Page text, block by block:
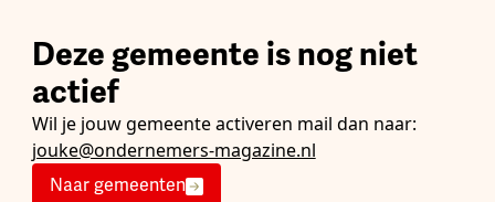
Deze gemeente is nog niet
actief
Wil je jouw gemeente activeren mail dan naar:
jouke@ondernemers-magazine.nl
Naar gemeenten